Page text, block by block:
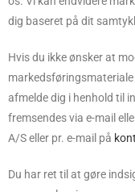
dig baseret på dit
Hvis du ikke ønsker at
afmelde dig i henhold til
fremsendes via e-mail
A/S eller pr. e-mail på
Du har ret til at gøre